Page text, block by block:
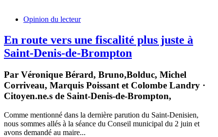
Opinion du lecteur
En route vers une fiscalité plus juste à
Saint-Denis-de-Brompton
Par Véronique Bérard, Bruno,Bolduc, Michel
Corriveau, Marquis Poissant et Colombe Landry ·
Citoyen.ne.s de Saint-Denis-de-Brompton,
Comme mentionné dans la dernière parution du Saint-Denisien,
nous sommes allés à la séance du Conseil municipal du 2 juin et
avons demandé au maire...